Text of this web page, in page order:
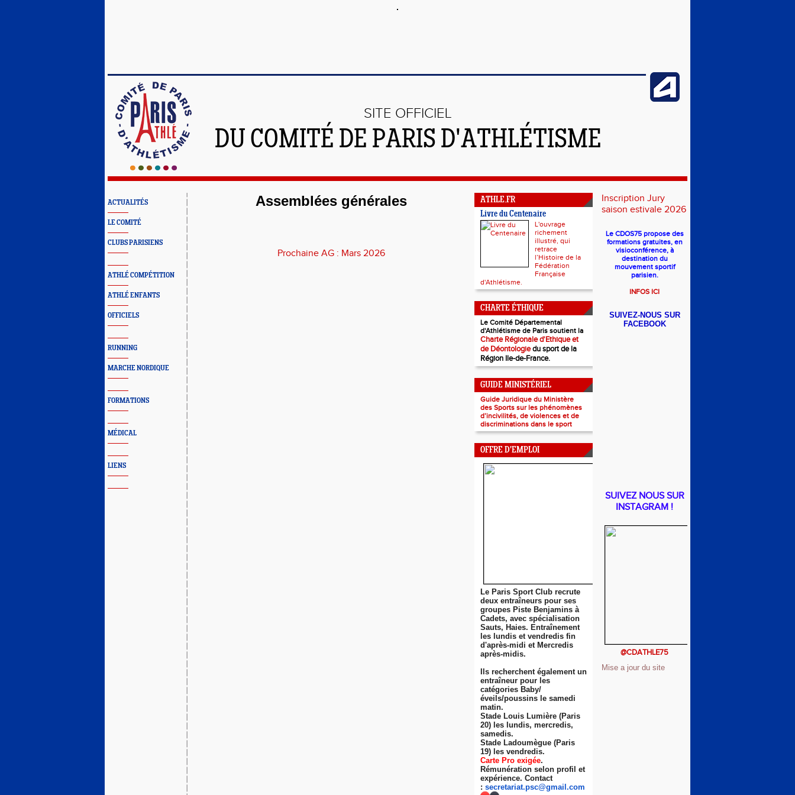
SITE OFFICIEL
DU COMITÉ DE PARIS D'ATHLÉTISME
ACTUALITÉS
LE COMITÉ
CLUBS PARISIENS
ATHLÉ COMPÉTITION
ATHLÉ ENFANTS
OFFICIELS
RUNNING
MARCHE NORDIQUE
FORMATIONS
MÉDICAL
LIENS
Assemblées générales
Prochaine AG : Mars 2026
ATHLE.FR
Livre du Centenaire
L'ouvrage
richement
illustré, qui
retrace
l’Histoire de la
Fédération
Française
d'Athlétisme.
CHARTE ÉTHIQUE
Le Comité Départemental
d'Athlétisme de Paris soutient la
Charte Régionale d'Ethique et
de Déontologiedu sport de la
Région Ile-de-France.
GUIDE MINISTÉRIEL
Guide Juridique du Ministère
des Sports sur les phénomènes
d’incivilités, de violences et de
discriminations dans le sport
OFFRE D'EMPLOI
Le Paris Sport Club recrute
deux entraîneurs pour ses
groupes Piste Benjamins à
Cadets, avec spécialisation
Sauts, Haies. Entraînement
les lundis et vendredis fin
d'après-midi et Mercredis
après-midis.
Ils recherchent également un
entraîneur pour les
catégories Baby/
éveils/poussins le samedi
matin.
Stade Louis Lumière (Paris
20) les lundis, mercredis,
samedis.
Stade Ladoumègue (Paris
19) les vendredis.
Carte Pro exigée.
Rémunération selon profil et
expérience. Contact
: secretariat.psc@gmail.com
Inscription Jury
saison estivale 2026
Le CDOS75 propose des
formations gratuites, en
visioconférence, à
destination du
mouvement sportif
parisien.
INFOS ICI
SUIVEZ-NOUS SUR
FACEBOOK
SUIVEZ NOUS SUR
INSTAGRAM !
@CDATHLE75
Mise a jour du site